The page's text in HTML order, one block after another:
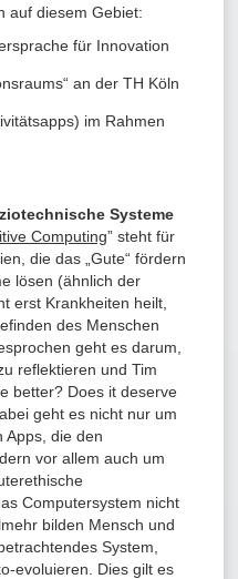
auf diesem Gebiet:
für Innovation
an der TH Köln
im Rahmen
Systeme
Computing” steht für
die das „Gute“ fördern
lösen (ähnlich der
erst Krankheiten heilt,
des Menschen
geht es darum,
reflektieren und Tim
better? Does it deserve
geht es nicht nur um
Apps, die den
vor allem auch um
Computersystem nicht
bilden Mensch und
System,
evoluieren. Dies gilt es